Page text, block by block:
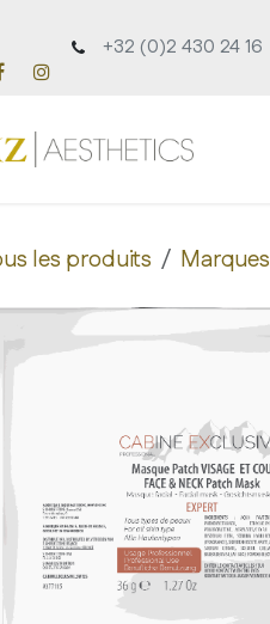
+32 (0)2 430 24 16
les produits Marques